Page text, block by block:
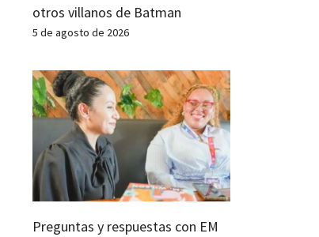
otros villanos de Batman
5 de agosto de 2026
Preguntas y respuestas con EM